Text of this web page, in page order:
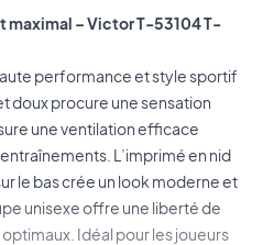
maximal – Victor T-53104 T-
performance et style sportif
doux procure une sensation
une ventilation efficace
L’imprimé en nid
le bas crée un look moderne et
unisexe offre une liberté de
Idéal pour les joueurs